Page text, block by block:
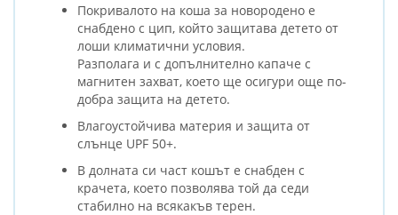
Покривалото на коша за новородено е
снабдено с цип, който защитава детето от
лоши климатични условия.
Разполага и с допълнително капаче с
магнитен захват, което ще осигури още по-
добра защита на детето.
Влагоустойчива материя и защита от
слънце UPF 50+.
В долната си част кошът е снабден с
крачета, което позволява той да седи
стабилно на всякакъв терен.